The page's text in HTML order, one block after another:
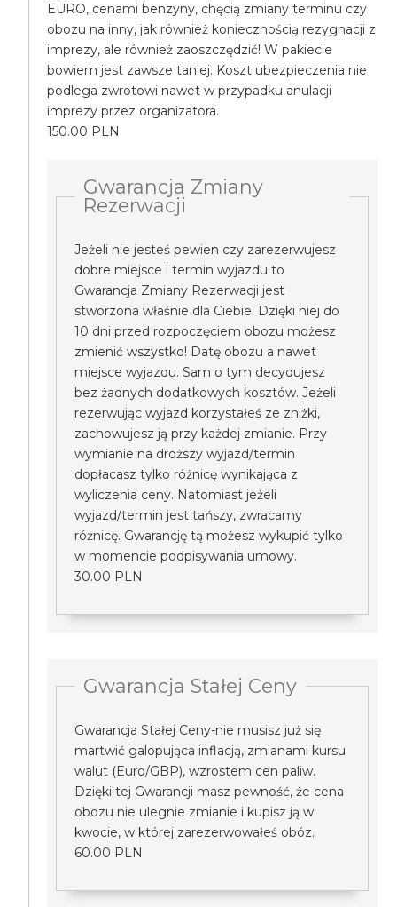
EURO, cenami benzyny, chęcią zmiany terminu czy
obozu na inny, jak również koniecznością rezygnacji z
imprezy, ale również zaoszczędzić! W pakiecie
bowiem jest zawsze taniej. Koszt ubezpieczenia nie
podlega zwrotowi nawet w przypadku anulacji
imprezy przez organizatora.
150.00 PLN
Gwarancja Zmiany
Rezerwacji
Jeżeli nie jesteś pewien czy zarezerwujesz
dobre miejsce i termin wyjazdu to
Gwarancja Zmiany Rezerwacji jest
stworzona właśnie dla Ciebie. Dzięki niej do
10 dni przed rozpoczęciem obozu możesz
zmienić wszystko! Datę obozu a nawet
miejsce wyjazdu. Sam o tym decydujesz
bez żadnych dodatkowych kosztów. Jeżeli
rezerwując wyjazd korzystałeś ze zniżki,
zachowujesz ją przy każdej zmianie. Przy
wymianie na droższy wyjazd/termin
dopłacasz tylko różnicę wynikająca z
wyliczenia ceny. Natomiast jeżeli
wyjazd/termin jest tańszy, zwracamy
różnicę. Gwarancję tą możesz wykupić tylko
w momencie podpisywania umowy.
30.00 PLN
Gwarancja Stałej Ceny
Gwarancja Stałej Ceny-nie musisz już się
martwić galopująca inflacją, zmianami kursu
walut (Euro/GBP), wzrostem cen paliw.
Dzięki tej Gwarancji masz pewność, że cena
obozu nie ulegnie zmianie i kupisz ją w
kwocie, w której zarezerwowałeś obóz.
60.00 PLN